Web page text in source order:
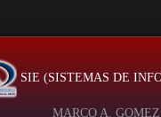
SIE (SISTEMAS DE
MARCO A.